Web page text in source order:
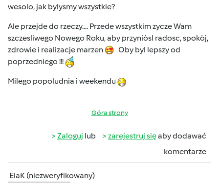
wesolo, jak bylysmy wszystkie?
Ale przejde do rzeczy.... Przede wszystkim zycze Wam
szczesliwego Nowego Roku, aby przyniòsl radosc, spokòj,
zdrowie i realizacje marzen
Oby byl lepszy od
poprzedniego !!!
Milego popoludnia i weekendu
Góra strony
Zaloguj lub zarejestruj sięaby dodawać
komentarze
ElaK (niezweryfikowany)